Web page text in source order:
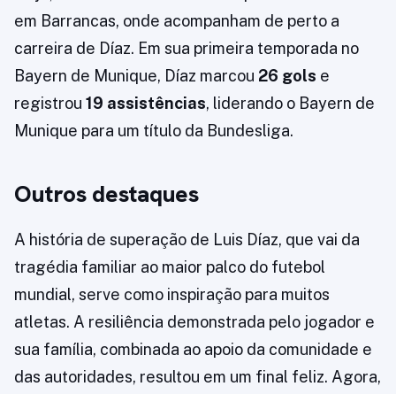
em Barrancas, onde acompanham de perto a
carreira de Díaz. Em sua primeira temporada no
Bayern de Munique, Díaz marcou 26 gols e
registrou 19 assistências, liderando o Bayern de
Munique para um título da Bundesliga.
Outros destaques
A história de superação de Luis Díaz, que vai da
tragédia familiar ao maior palco do futebol
mundial, serve como inspiração para muitos
atletas. A resiliência demonstrada pelo jogador e
sua família, combinada ao apoio da comunidade e
das autoridades, resultou em um final feliz. Agora,